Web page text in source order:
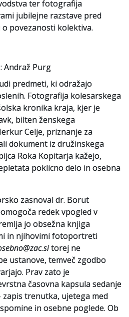
ter fotografija
jubilejne razstave pred
povezanosti kolektiva.
Andraž Purg
predmeti, ki odražajo
Fotografija kolesarskega
kronika kraja, kjer je
bilten ženskega
Celje, priznanje za
dokument iz družinskega
Roka Kopitarja kažejo,
poklicno delo in osebna
zasnoval dr. Borut
redek vpogled v
jo obsežna knjiga
in njihovimi fotoportreti
torej ne
ustanove, temveč zgodbo
Prav zato je
časovna kapsula sedanje
zapis trenutka, ujetega med
in osebne poglede. Ob